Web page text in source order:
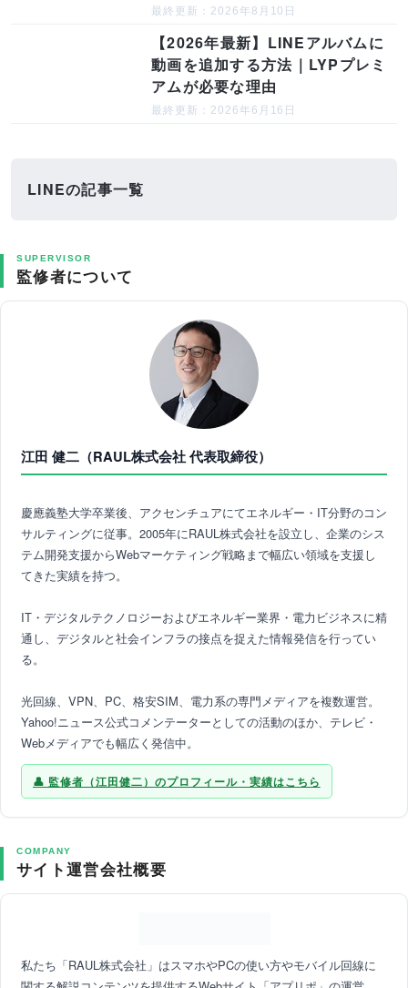
最終更新：2026年8月10日
【2026年最新】LINEアルバムに
動画を追加する方法｜LYPプレミ
アムが必要な理由
最終更新：2026年6月16日
LINEの記事一覧
SUPERVISOR
監修者について
江田 健二（RAUL株式会社 代表取締役）
慶應義塾大学卒業後、アクセンチュアにてエネルギー・IT分野のコン
サルティングに従事。2005年にRAUL株式会社を設立し、企業のシス
テム開発支援からWebマーケティング戦略まで幅広い領域を支援し
てきた実績を持つ。
IT・デジタルテクノロジーおよびエネルギー業界・電力ビジネスに精
通し、デジタルと社会インフラの接点を捉えた情報発信を行ってい
る。
光回線、VPN、PC、格安SIM、電力系の専門メディアを複数運営。
Yahoo!ニュース公式コメンテーターとしての活動のほか、テレビ・
Webメディアでも幅広く発信中。
監修者（江田健二）のプロフィール・実績はこちら
COMPANY
サイト運営会社概要
私たち「RAUL株式会社」はスマホやPCの使い方やモバイル回線に